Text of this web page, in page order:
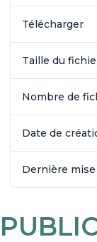
Télécharger
Taille du
Nombre de
Date de
Dernière